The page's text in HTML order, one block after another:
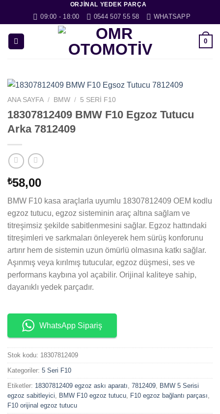
ORJINAL YEDEK PARÇA
09:00 - 18:00 0544 507 55 58 WHATSAPP
0
ANA SAYFA / BMW / 5 SERI F10
18307812409 BMW F10 Egzoz Tutucu
Arka 7812409
₺58,00
BMW F10 kasa araçlarla uyumlu 18307812409 OEM kodlu
egzoz tutucu, egzoz sisteminin araç altına sağlam ve
titreşimsiz şekilde sabitlenmesini sağlar. Egzoz hattındaki
titreşimleri ve sarkmaları önleyerek hem sürüş konforunu
artırır hem de sistemin uzun ömürlü olmasına katkı sağlar.
Aşınmış veya kırılmış tutucular, egzoz düşmesi, ses ve
performans kaybına yol açabilir. Orijinal kaliteye sahip,
dayanıklı yedek parçadır.
WhatsApp Sipariş
Stok kodu: 18307812409
Kategoriler: 5 Seri F10
Etiketler: 18307812409 egzoz askı aparatı, 7812409, BMW 5 Serisi
egzoz sabitleyici, BMW F10 egzoz tutucu, F10 egzoz bağlantı parçası,
F10 orijinal egzoz tutucu